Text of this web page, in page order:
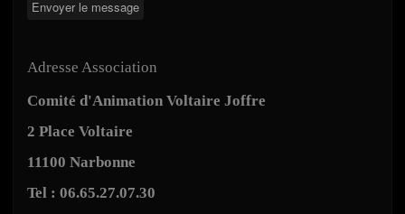
Adresse Association
Comité d'Animation Voltaire Joffre
2 Place Voltaire
11100 Narbonne
Tel : 06.65.27.07.30